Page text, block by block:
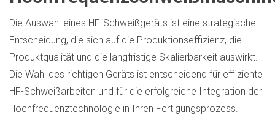
Die Auswahl eines HF-Schweißgeräts ist eine strategische
Entscheidung, die sich auf die Produktionseffizienz, die
Produktqualität und die langfristige Skalierbarkeit auswirkt.
Die Wahl des richtigen Geräts ist entscheidend für effiziente
HF-Schweißarbeiten und für die erfolgreiche Integration der
Hochfrequenztechnologie in Ihren Fertigungsprozess.